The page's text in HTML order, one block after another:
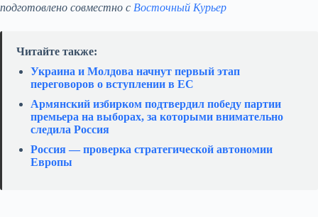
подготовлено совместно с Восточный Курьер
Читайте также:
Украина и Молдова начнут первый этап
переговоров о вступлении в ЕС
Армянский избирком подтвердил победу партии
премьера на выборах, за которыми внимательно
следила Россия
Россия — проверка стратегической автономии
Европы